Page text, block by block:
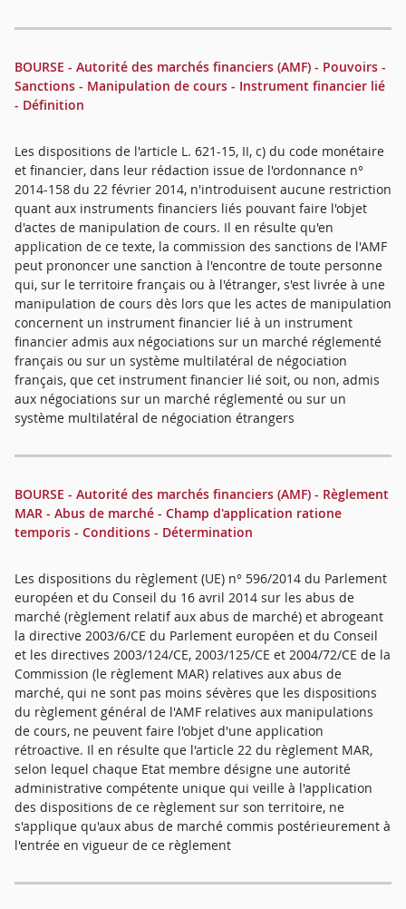
BOURSE - Autorité des marchés financiers (AMF) - Pouvoirs -
Sanctions - Manipulation de cours - Instrument financier lié
- Définition
Les dispositions de l'article L. 621-15, II, c) du code monétaire
et financier, dans leur rédaction issue de l'ordonnance n°
2014-158 du 22 février 2014, n'introduisent aucune restriction
quant aux instruments financiers liés pouvant faire l'objet
d'actes de manipulation de cours. Il en résulte qu'en
application de ce texte, la commission des sanctions de l'AMF
peut prononcer une sanction à l'encontre de toute personne
qui, sur le territoire français ou à l'étranger, s'est livrée à une
manipulation de cours dès lors que les actes de manipulation
concernent un instrument financier lié à un instrument
financier admis aux négociations sur un marché réglementé
français ou sur un système multilatéral de négociation
français, que cet instrument financier lié soit, ou non, admis
aux négociations sur un marché réglementé ou sur un
système multilatéral de négociation étrangers
BOURSE - Autorité des marchés financiers (AMF) - Règlement
MAR - Abus de marché - Champ d'application ratione
temporis - Conditions - Détermination
Les dispositions du règlement (UE) n° 596/2014 du Parlement
européen et du Conseil du 16 avril 2014 sur les abus de
marché (règlement relatif aux abus de marché) et abrogeant
la directive 2003/6/CE du Parlement européen et du Conseil
et les directives 2003/124/CE, 2003/125/CE et 2004/72/CE de la
Commission (le règlement MAR) relatives aux abus de
marché, qui ne sont pas moins sévères que les dispositions
du règlement général de l'AMF relatives aux manipulations
de cours, ne peuvent faire l'objet d'une application
rétroactive. Il en résulte que l'article 22 du règlement MAR,
selon lequel chaque Etat membre désigne une autorité
administrative compétente unique qui veille à l'application
des dispositions de ce règlement sur son territoire, ne
s'applique qu'aux abus de marché commis postérieurement à
l'entrée en vigueur de ce règlement